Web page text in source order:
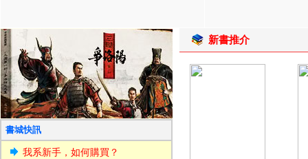
書城快訊
我系新手，如何購買？
新書推介